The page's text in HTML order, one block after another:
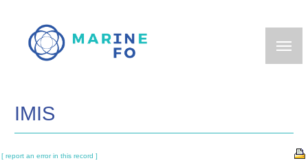
main
IMIS
[ report an error in this record ]